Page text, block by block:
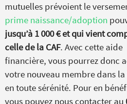
mutuelles prévoient le
prime naissance/adoption
jusqu’à 1 000 € et qui vient
celle de la CAF. Avec cette aide
financière, vous pourrez donc
votre nouveau membre dans
en toute sérénité. Pour en
vous pouvez nous contacter au